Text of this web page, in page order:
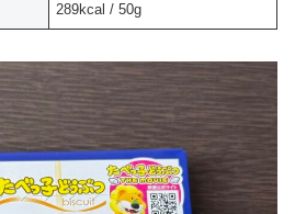
289kcal / 50g